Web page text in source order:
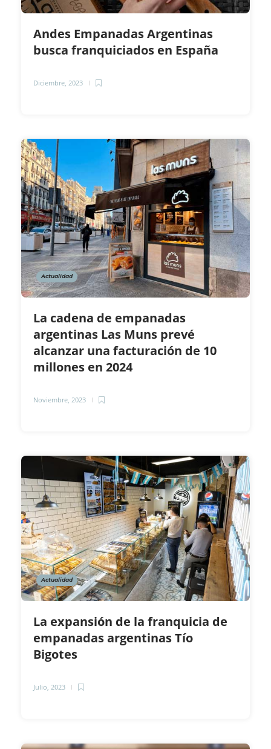
Andes Empanadas Argentinas
busca franquiciados en España
Diciembre, 2023
Actualidad
La cadena de empanadas
argentinas Las Muns prevé
alcanzar una facturación de 10
millones en 2024
Noviembre, 2023
Actualidad
La expansión de la franquicia de
empanadas argentinas Tío
Bigotes
Julio, 2023